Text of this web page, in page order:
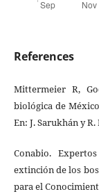
References
Mittermeier R,
biológica de
En: J. Sarukhán y
Conabio.
extinción de los
para el